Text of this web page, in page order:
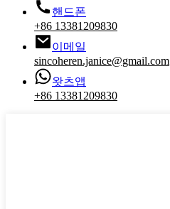
핸드폰
+86 13381209830
이메일
sincoheren.janice@gmail.com
왓츠앱
+86 13381209830